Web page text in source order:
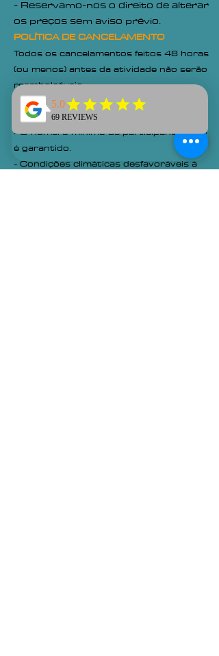
- Reservamo-nos o direito de alterar
os preços sem aviso prévio.
POLÍTICA DECANCELAMENTO
Todos os cancelamentos feitos 48 horas
(ou menos) antes da atividade não serão
reembolsáveis.
As atividades podem ser canceladas nas
seguintes circunstâncias:
- O número mínimo de participantes não
é garantido.
- Condições climáticas desfavoráveis à